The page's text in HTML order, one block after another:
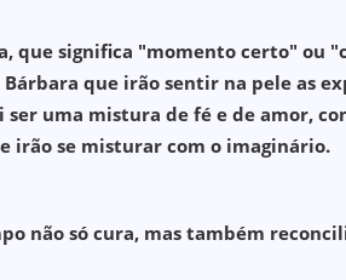
que significa "momento certo" ou
que irão sentir na pele as
ser uma mistura de fé e de amor,
irão se misturar com o imaginário.
não só cura, mas também